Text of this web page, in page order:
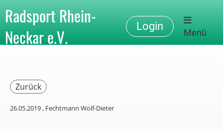
Radsport Rhein-
Neckar e.V.
Login
Menü
Zurück
26.05.2019, Fechtmann Wolf-Dieter